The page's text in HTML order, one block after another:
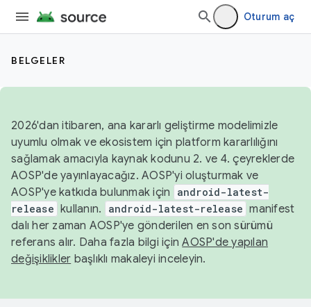
Oturum aç
BELGELER
2026'dan itibaren, ana kararlı geliştirme modelimizle
uyumlu olmak ve ekosistem için platform kararlılığını
sağlamak amacıyla kaynak kodunu 2. ve 4. çeyreklerde
AOSP'de yayınlayacağız. AOSP'yi oluşturmak ve
AOSP'ye katkıda bulunmak için
android-latest-
release kullanın. android-latest-release manifest
dalı her zaman AOSP'ye gönderilen en son sürümü
referans alır. Daha fazla bilgi içinAOSP'de yapılan
değişiklikler başlıklı makaleyi inceleyin.